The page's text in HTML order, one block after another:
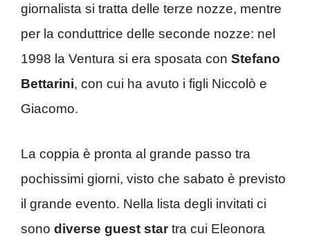
giornalista si tratta delle terze nozze, mentre
per la conduttrice delle seconde nozze: nel
1998 la Ventura si era sposata con Stefano
Bettarini, con cui ha avuto i figli Niccolò e
Giacomo.
La coppia è pronta al grande passo tra
pochissimi giorni, visto che sabato è previsto
il grande evento. Nella lista degli invitati ci
sono diverse guest startra cui Eleonora